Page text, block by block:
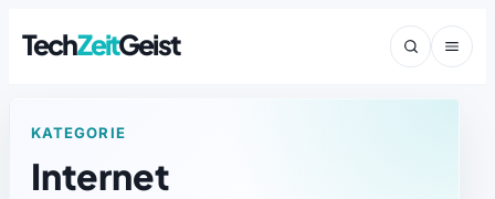
TechZeitGeist
KATEGORIE
Internet